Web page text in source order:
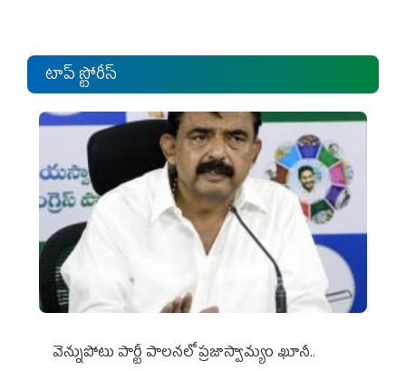
టాప్ స్టోరీస్
వెన్నుపోటు పార్టీ పాలనలో ప్రజాస్వామ్యం ఖూనీ..